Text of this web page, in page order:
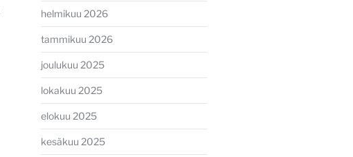
helmikuu 2026
tammikuu 2026
joulukuu 2025
lokakuu 2025
elokuu 2025
kesäkuu 2025